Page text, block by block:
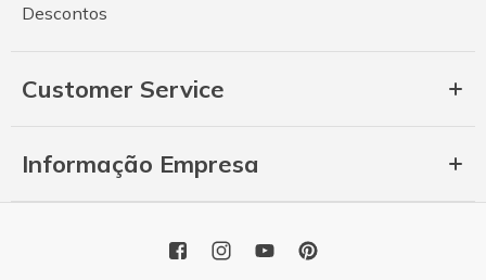
Descontos
Customer Service
Informação Empresa